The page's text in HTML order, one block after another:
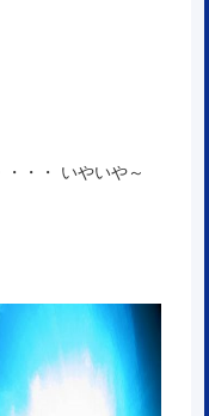
・・ いやいや～